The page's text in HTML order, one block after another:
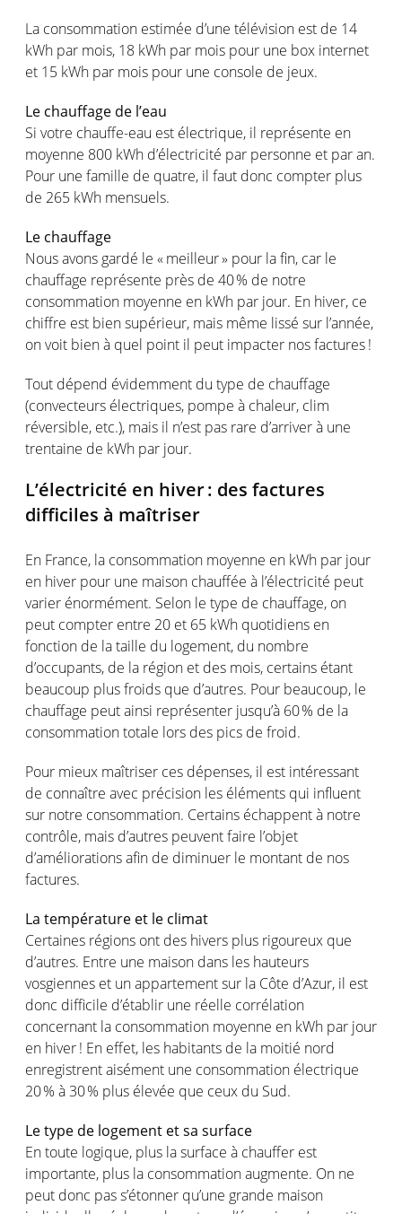
La consommation estimée d’une télévision est de 14
kWh par mois, 18 kWh par mois pour une box internet
et 15 kWh par mois pour une console de jeux.
Le chauffage de l’eau
Si votre chauffe-eau est électrique, il représente en
moyenne 800 kWh d’électricité par personne et par an.
Pour une famille de quatre, il faut donc compter plus
de 265 kWh mensuels.
Le chauffage
Nousavons gardé le «meilleur» pour la fin, car le
chauffage représente près de 40 % de notre
consommation moyenne en kWh par jour. En hiver, ce
chiffre est bien supérieur, mais même lissé sur l’année,
onvoit bien à quel point il peut impacter nosfactures !
Tout dépend évidemment du type de chauffage
(convecteurs électriques, pompe à chaleur, clim
réversible, etc.), mais il n’est pas rare d’arriverà une
trentaine de kWh par jour.
L’électricité en hiver : des factures
difficiles à maîtriser
En France, la consommation moyenne en kWh par jour
en hiver pour une maison chauffée à l’électricité peut
varier énormément. Selon le type de chauffage, on
peut compter entre 20 et 65 kWh quotidiens en
fonction de la taille du logement, du nombre
d’occupants, de la région et des mois, certains étant
beaucoup plusfroids que d’autres. Pour beaucoup, le
chauffage peutainsi représenter jusqu’à 60 % de la
consommationtotale lors des pics de froid.
Pour mieux maîtriser ces dépenses, il est intéressant
de connaître avec précision les éléments qui influent
sur notre consommation. Certains échappentà notre
contrôle, mais d’autres peuventfaire l’objet
d’améliorationsafin de diminuer le montant de nos
factures.
La température et le climat
Certaines régions ont des hivers plus rigoureux que
d’autres. Entre une maison dans les hauteurs
vosgiennes et un appartement sur la Côte d’Azur, il est
donc difficile d’établir une réelle corrélation
concernant la consommation moyenne en kWh par jour
en hiver ! En effet, les habitants de la moitié nord
enregistrentaisément une consommation électrique
20 % à 30 % plus élevée que ceux du Sud.
Le type de logement etsa surface
En toute logique, plus la surface à chauffer est
importante, plus la consommationaugmente. On ne
peut donc pass’étonner qu’une grande maison